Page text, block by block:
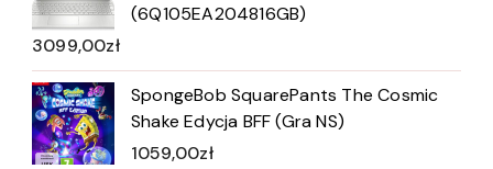
(6Q105EA204816GB)
3099,00zł
SpongeBob SquarePants The Cosmic
Shake Edycja BFF (Gra NS)
1059,00zł